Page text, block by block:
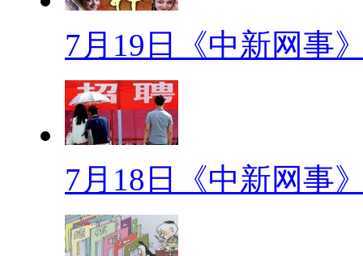
大炮灭蚊
黑龙江大庆市号称百湖之城
多。今年蚊子比往年更猖獗,不
雾机!大炮灭蚊多快好省!
定制婴儿
其父亲在13个胚胎细胞中挑选
7月19日《中新网事
7月18日《中新网事